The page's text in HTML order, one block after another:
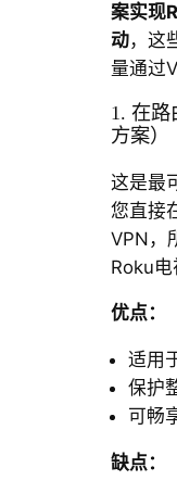
案实现
动，这
量通过
1. 在路
方案）
这是最
您直接
VPN，
Roku电
优点：
适用
保护
可畅
缺点：